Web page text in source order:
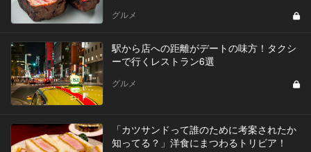
グルメ
駅から店への距離がデートの味方！タクシ
ーで行くレストラン6選
グルメ
「カツサンドって誰のために考案されたか
知ってる？」洋食にまつわるトリビア！